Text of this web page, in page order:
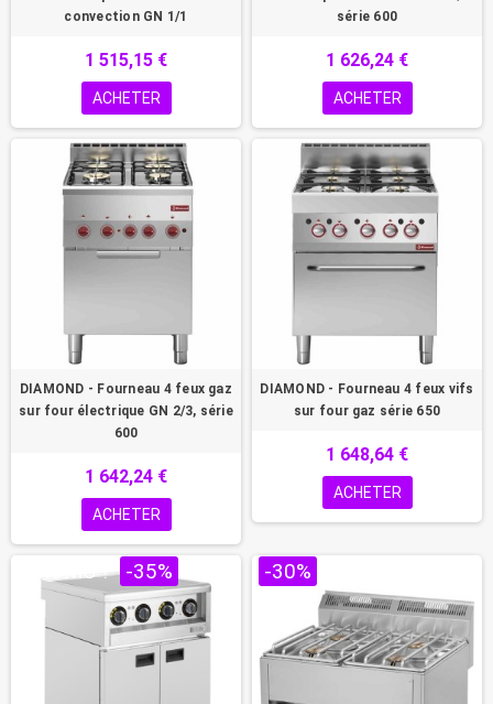
convection GN 1/1
1 515,15 €
ACHETER
série 600
1 626,24 €
ACHETER
DIAMOND - Fourneau 4 feux gaz
sur four électrique GN 2/3, série
600
1 642,24 €
ACHETER
DIAMOND - Fourneau 4 feux vifs
sur four gaz série 650
1 648,64 €
ACHETER
PROMO ! -35% -30%